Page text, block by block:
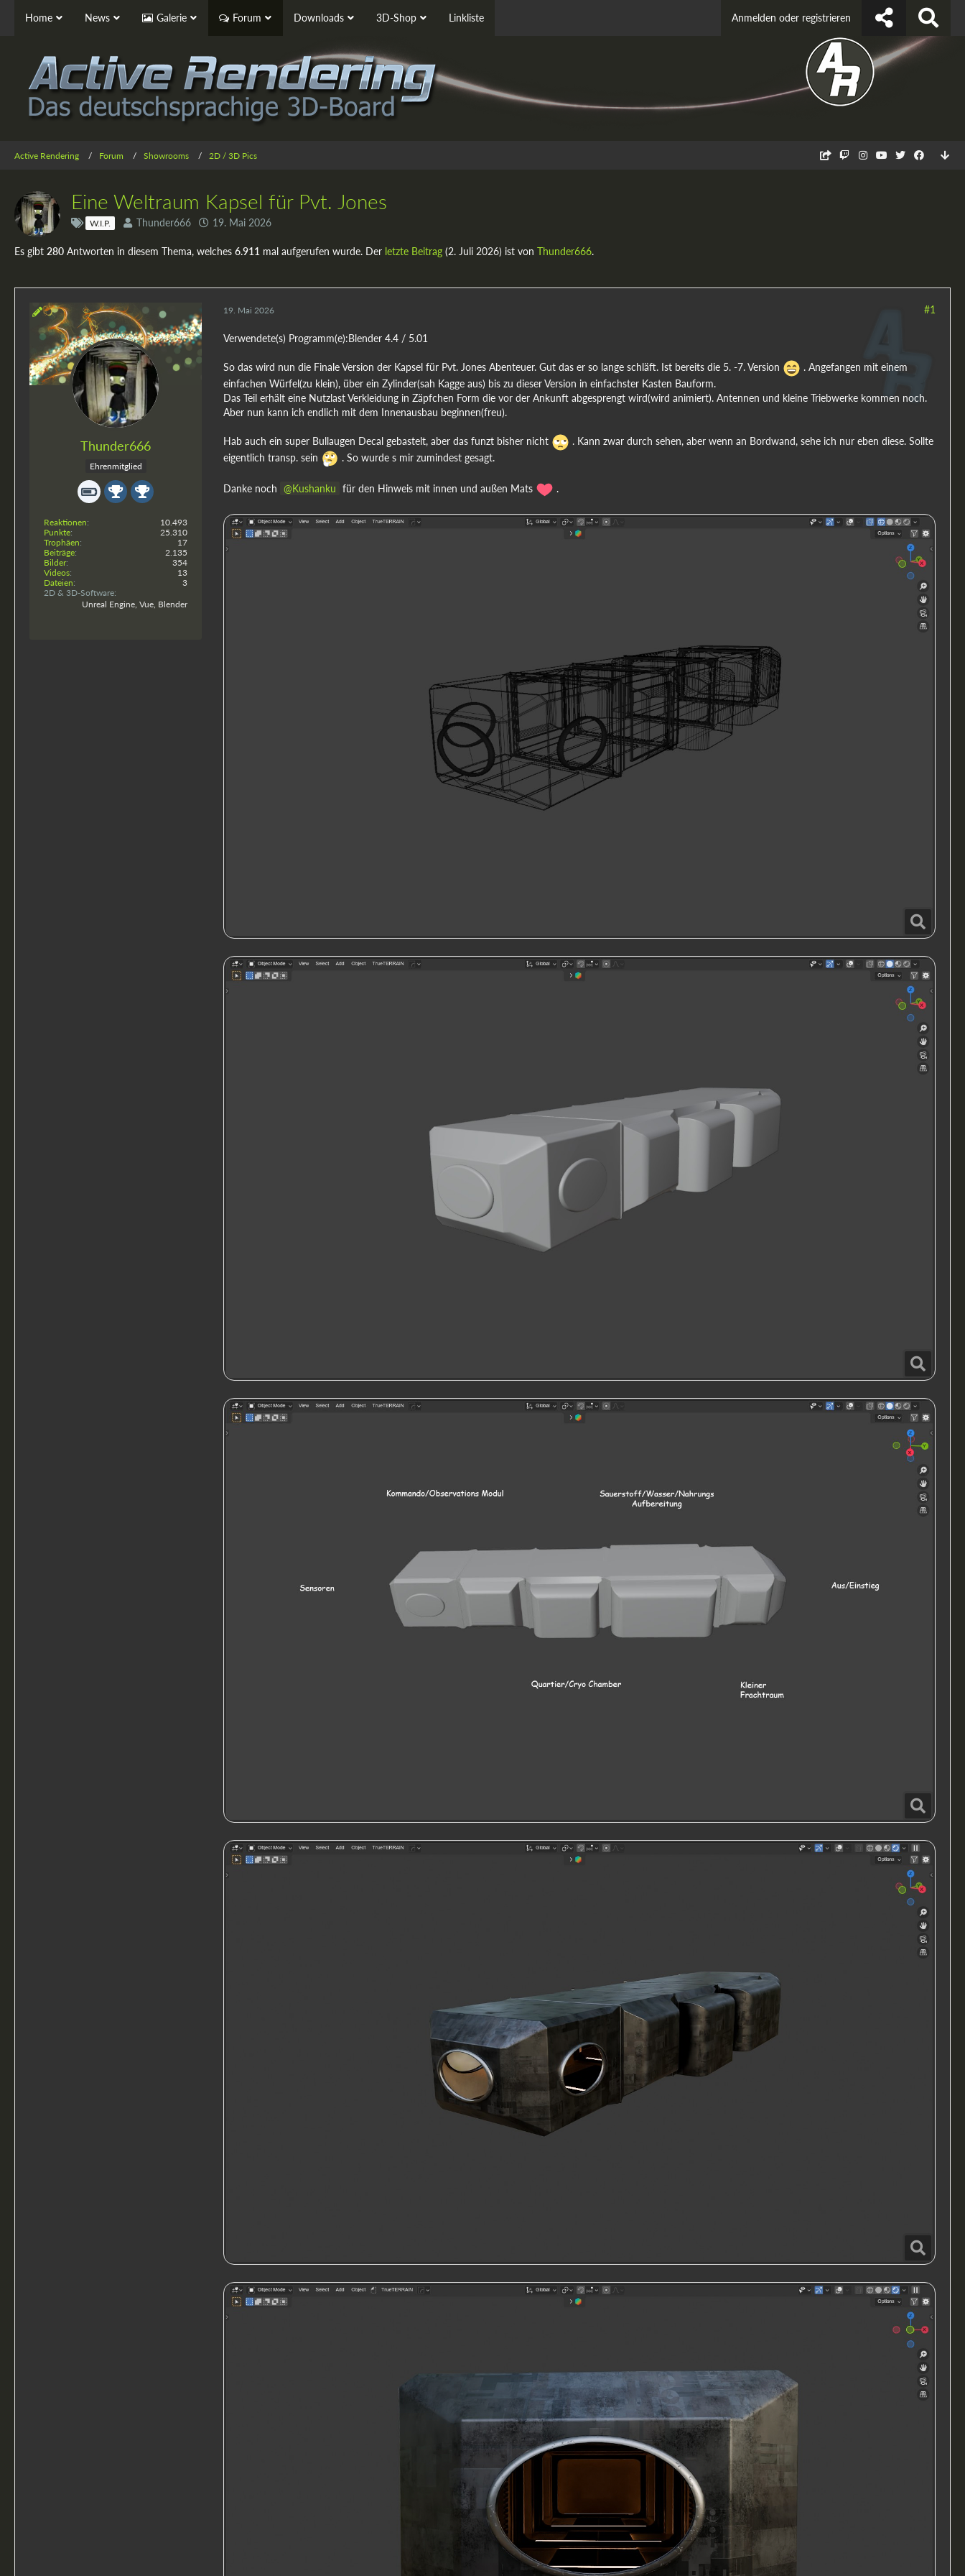
Home News Galerie Forum Downloads 3D-Shop Linkliste Anmelden oder registrieren
Active Rendering Forum Showrooms 2D / 3D Pics
Eine Weltraum Kapsel für Pvt. Jones
W.I.P. Thunder666 19. Mai 2026
Es gibt 280 Antworten in diesem Thema, welches 6.911 mal aufgerufen wurde. Der letzte Beitrag (2. Juli 2026) ist von Thunder666.
Thunder666
Ehrenmitglied
Reaktionen
10.493
Punkte
25.310
Trophäen
17
Beiträge
2.135
Bilder
354
Videos
13
Dateien
3
2D & 3D-Software
Unreal Engine, Vue, Blender
19. Mai 2026 #1
Verwendete(s) Programm(e):Blender 4.4 / 5.01
So das wird nun die Finale Version der Kapsel für Pvt. Jones Abenteuer. Gut das er so lange schläft. Ist bereits die 5. -7. Version
. Angefangen mit einem
einfachen Würfel(zu klein), über ein Zylinder(sah Kagge aus) bis zu dieser Version in einfachster Kasten Bauform.
Das Teil erhält eine Nutzlast Verkleidung in Zäpfchen Form die vor der Ankunft abgesprengt wird(wird animiert). Antennen und kleine Triebwerke kommen noch.
Aber nun kann ich endlich mit dem Innenausbau beginnen(freu).
Hab auch ein super Bullaugen Decal gebastelt, aber das funzt bisher nicht
. Kann zwar durch sehen, aber wenn an Bordwand, sehe ich nur eben diese. Sollte
eigentlich transp. sein
. So wurde s mir zumindest gesagt.
Danke noch Kushanku für den Hinweis mit innen und außen Mats .